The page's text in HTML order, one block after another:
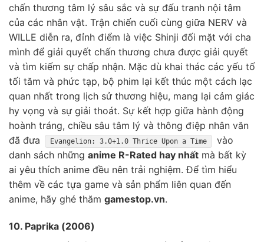
chấn thương tâm lý sâu sắc và sự đấu tranh nội tâm
của các nhân vật. Trận chiến cuối cùng giữa NERV và
WILLE diễn ra, đỉnh điểm là việc Shinji đối mặt với cha
mình để giải quyết chấn thương chưa được giải quyết
và tìm kiếm sự chấp nhận. Mặc dù khai thác các yếu tố
tối tăm và phức tạp, bộ phim lại kết thúc một cách lạc
quan nhất trong lịch sử thương hiệu, mang lại cảm giác
hy vọng và sự giải thoát. Sự kết hợp giữa hành động
hoành tráng, chiều sâu tâm lý và thông điệp nhân văn
đã đưa
Evangelion: 3.0+1.0 Thrice Upon a Time
vào
danh sách những anime R-Rated hay nhất mà bất kỳ
ai yêu thích anime đều nên trải nghiệm. Để tìm hiểu
thêm về các tựa game và sản phẩm liên quan đến
anime, hãy ghé thăm gamestop.vn.
10. Paprika (2006)